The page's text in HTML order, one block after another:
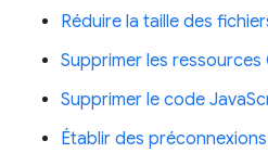
Réduire la taille des
Supprimer les ressources
Supprimer le code
Établir des